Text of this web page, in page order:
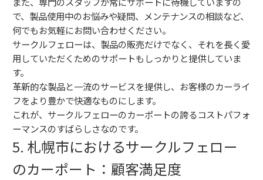
で、製品使用中のお悩みや疑問、メンテナンスの相談など、
何でもお気軽にお問い合わせください。
サークルフェローは、製品の販売だけでなく、それを長く愛
用していただくためのサポートもしっかりと提供していま
す。
革新的な製品と一流のサービスを提供し、お客様のカーライ
フをより豊かで快適なものにします。
これが、サークルフェローのカーポートの誇るコストパフォ
ーマンスのすばらしさなのです。
5. 札幌市におけるサークルフェロー
のカーポート：顧客満足度